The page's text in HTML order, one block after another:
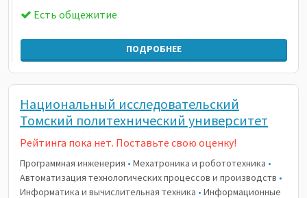
Есть общежитие
ПОДРОБНЕЕ
Национальный исследовательский
Томский политехнический университет
Рейтинга пока нет. Поставьте свою оценку!
Программная инженерия • Мехатроника и робототехника •
Автоматизация технологических процессов и производств •
Информатика и вычислительная техника • Информационные